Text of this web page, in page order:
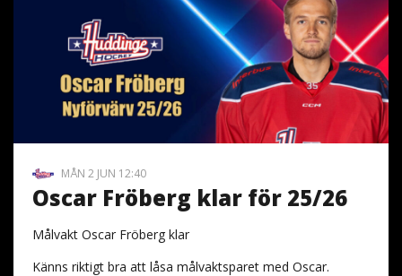
MÅN 2 JUN 12:40
Oscar Fröberg klar för 25/26
Målvakt Oscar Fröberg klar
Känns riktigt bra att låsa målvaktsparet med Oscar.